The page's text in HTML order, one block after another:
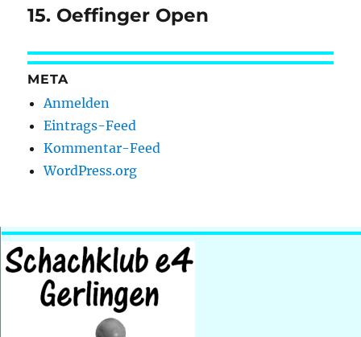
Nächster
15. Oeffinger Open
META
Anmelden
Eintrags-Feed
Kommentar-Feed
WordPress.org